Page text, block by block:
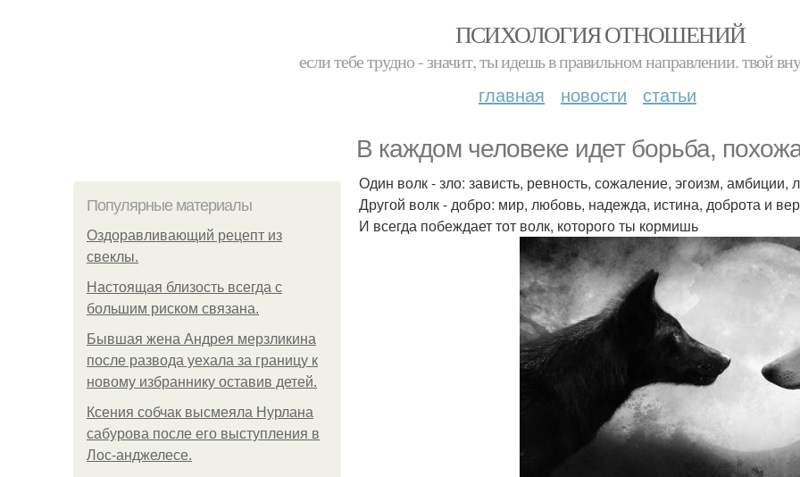
ПСИХОЛОГИЯ ОТНОШЕНИЙ
если тебе трудно - значит, ты идешь в правильном направлении. твой
главная новости статьи
В каждом человеке идет борьба,
Популярные материалы
Оздоравливающий рецепт из
свеклы.
Hacтоящая близость всегда с
большим риском связана.
Бывшая жена Андрея мерзликина
после развода уехала за границу к
новому избраннику оставив детей.
Ксения собчак высмеяла Нурлана
сабурова после его выступления в
Лос-анджелесе.
Один волк - зло: зависть, ревность, сожаление, эгоизм, амбиции,
Другой волк - добро: мир, любовь, надежда, истина, доброта и
И всегда побеждает тот волк, которого ты кормишь